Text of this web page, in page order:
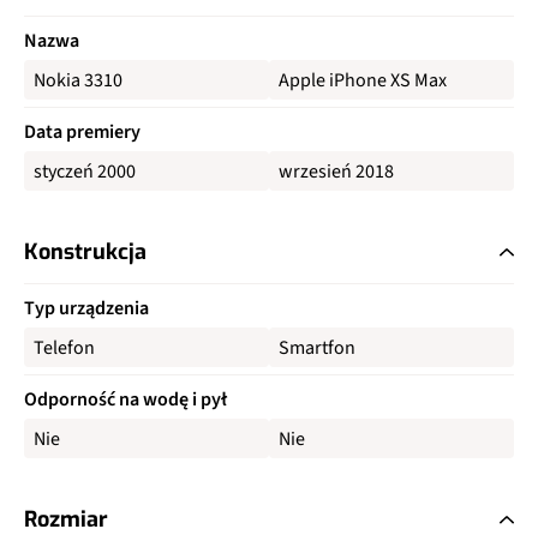
Nazwa
Nokia 3310
Apple iPhone XS Max
Data premiery
styczeń 2000
wrzesień 2018
Konstrukcja
Typ urządzenia
Telefon
Smartfon
Odporność na wodę i pył
Nie
Nie
Rozmiar